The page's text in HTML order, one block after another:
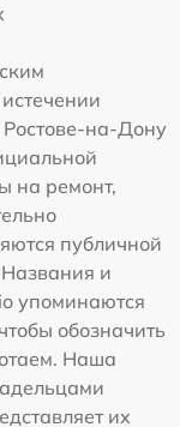
на-Дону
на ремонт,
публичной
и
упоминаются
обозначить
Наша
их